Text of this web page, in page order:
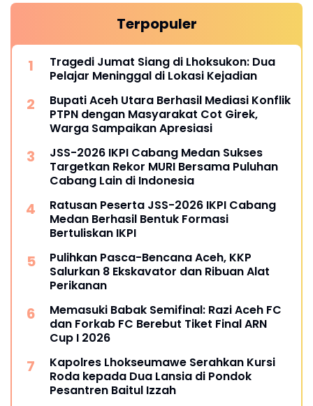
Terpopuler
Tragedi Jumat Siang di Lhoksukon: Dua
Pelajar Meninggal di Lokasi Kejadian
Bupati Aceh Utara Berhasil Mediasi Konflik
PTPN dengan Masyarakat Cot Girek,
Warga Sampaikan Apresiasi
JSS-2026 IKPI Cabang Medan Sukses
Targetkan Rekor MURI Bersama Puluhan
Cabang Lain di Indonesia
Ratusan Peserta JSS-2026 IKPI Cabang
Medan Berhasil Bentuk Formasi
Bertuliskan IKPI
Pulihkan Pasca-Bencana Aceh, KKP
Salurkan 8 Ekskavator dan Ribuan Alat
Perikanan
Memasuki Babak Semifinal: Razi Aceh FC
dan Forkab FC Berebut Tiket Final ARN
Cup I 2026
Kapolres Lhokseumawe Serahkan Kursi
Roda kepada Dua Lansia di Pondok
Pesantren Baitul Izzah